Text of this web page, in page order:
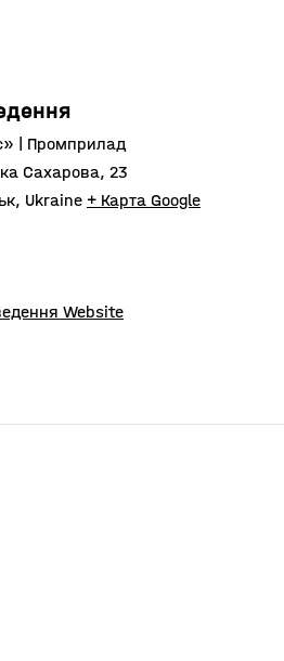
| Промприлад
Сахарова, 23
, Ukraine + Карта Google
Website